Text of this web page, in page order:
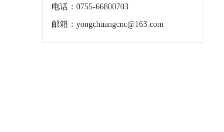
电话：0755-66800703
邮箱：yongchuangcnc@163.com